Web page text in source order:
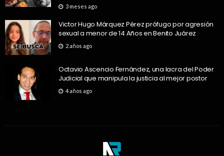
3 meses ago
Victor Hugo Márquez Pérez prófugo por agresión
sexual a menor de 14 Años en Benito Juárez
2 años ago
Octavio Ascencio Fernández, una lacra del Poder
Judicial que manipula la justicia al mejor postor
4 años ago